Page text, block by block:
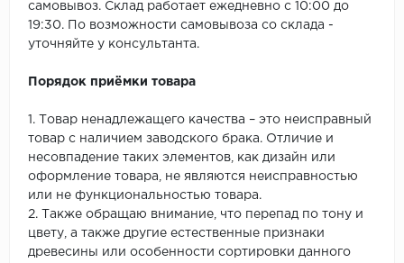
самовывоз. Склад работает ежедневно с 10:00 до
19:30. По возможности самовывоза со склада -
уточняйте у консультанта.
Порядок приёмки товара
1. Товар ненадлежащего качества – это неисправный
товар с наличием заводского брака. Отличие и
несовпадение таких элементов, как дизайн или
оформление товара, не являются неисправностью
или не функциональностью товара.
2. Также обращаю внимание, что перепад по тону и
цвету, а также другие естественные признаки
древесины или особенности сортировки данного